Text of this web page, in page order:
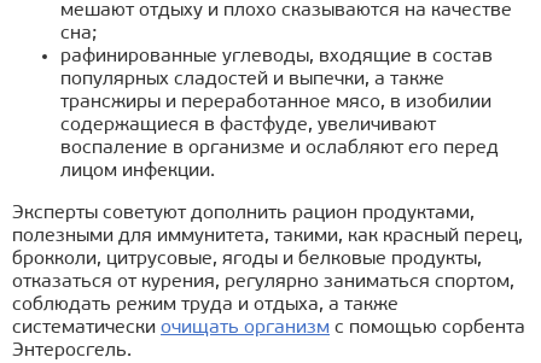
мешают отдыху и плохо сказываются на качестве
сна;
рафинированные углеводы, входящие в состав
популярных сладостей и выпечки, а также
трансжиры и переработанное мясо, в изобилии
содержащиеся в фастфуде, увеличивают
воспаление в организме и ослабляют его перед
лицом инфекции.
Эксперты советуют дополнить рацион продуктами,
полезными для иммунитета, такими, как красный перец,
брокколи, цитрусовые, ягоды и белковые продукты,
отказаться от курения, регулярно заниматься спортом,
соблюдать режим труда и отдыха, а также
систематически очищать организм с помощью сорбента
Энтеросгель.